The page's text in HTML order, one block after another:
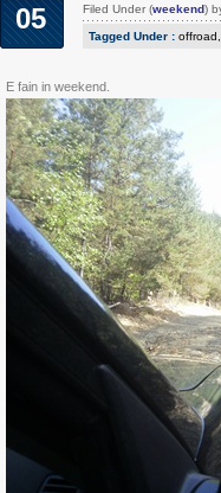
05 Filed Under (weekend)
Tagged Under : offroad
E fain in weekend.